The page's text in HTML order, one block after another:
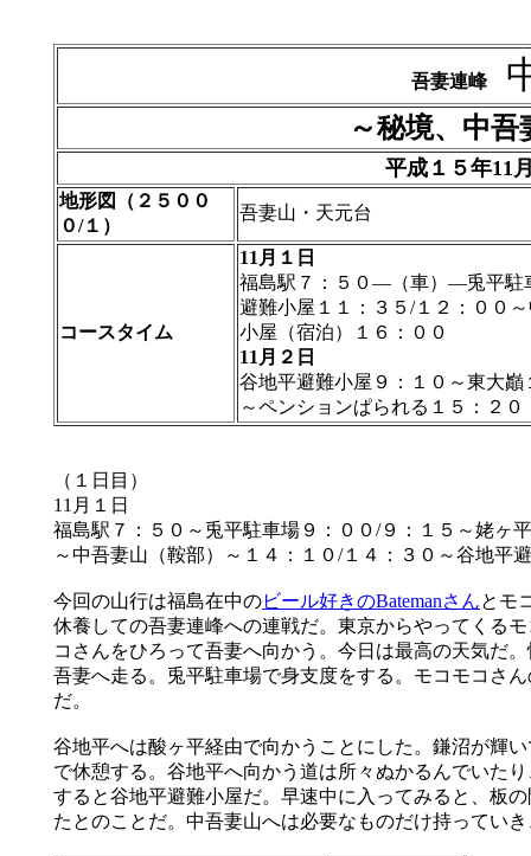
吾妻連峰
～秘境、中
平成１５年11
地形図（２５００
０/１）
吾妻山・天元台
コースタイム
11月１日
福島駅７：５０―（車）―兎平駐
避難小屋１１：３５/１２：００
小屋（宿泊）１６：００
11月２日
谷地平避難小屋９：１０～東大
～ペンションぱられる１５：２０
（１日目）
11月１日
福島駅７：５０～兎平駐車場９：００/９：１５～姥ヶ
～中吾妻山（鞍部）～１４：１０/１４：３０～谷地平
今回の山行は福島在中のビール好きのBatemanさんとモ
休養しての吾妻連峰への連戦だ。東京からやってくる
コさんをひろって吾妻へ向かう。今日は最高の天気だ
吾妻へ走る。兎平駐車場で身支度をする。モコモコさ
だ。
谷地平へは酸ヶ平経由で向かうことにした。鎌沼が輝
で休憩する。谷地平へ向かう道は所々ぬかるんでいた
すると谷地平避難小屋だ。早速中に入ってみると、板
たとのことだ。中吾妻山へは必要なものだけ持ってい